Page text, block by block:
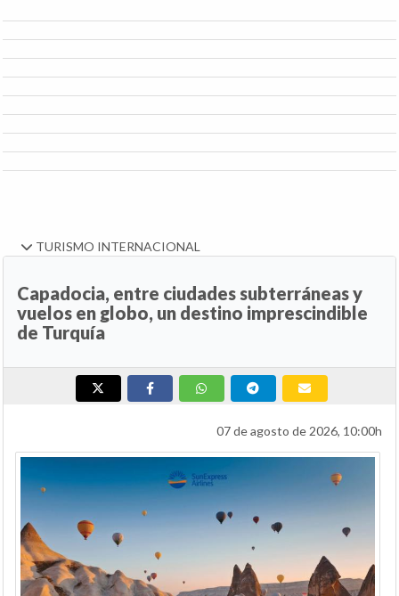
TURISMO INTERNACIONAL
Capadocia, entre ciudades subterráneas y
vuelos en globo, un destino imprescindible
de Turquía
07 de agosto de 2026, 10:00h